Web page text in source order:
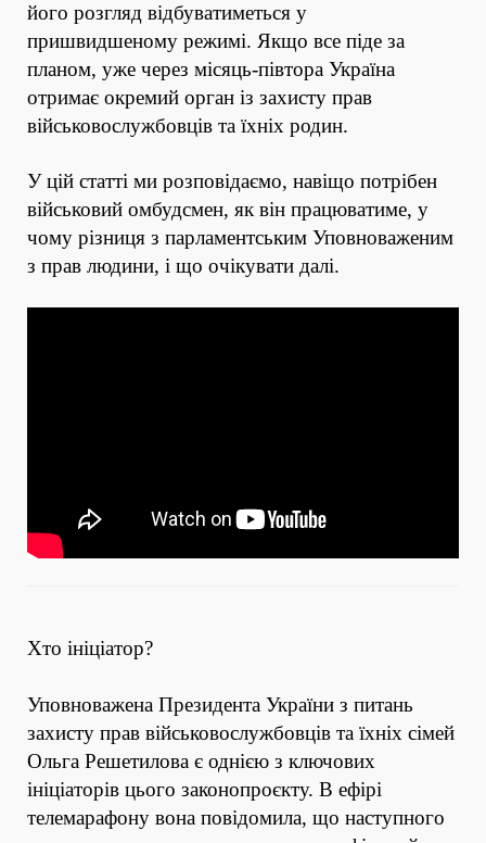
його розгляд відбуватиметься у
пришвидшеному режимі. Якщо все піде за
планом, уже через місяць-півтора Україна
отримає окремий орган із захисту прав
військовослужбовців та їхніх родин.
У цій статті ми розповідаємо, навіщо потрібен
військовий омбудсмен, як він працюватиме, у
чому різниця з парламентським Уповноваженим
з прав людини, і що очікувати далі.
Хто ініціатор?
Уповноважена Президента України з питань
захисту прав військовослужбовців та їхніх сімей
Ольга Решетилова є однією з ключових
ініціаторів цього законопроєкту. В ефірі
телемарафону вона повідомила, що наступного